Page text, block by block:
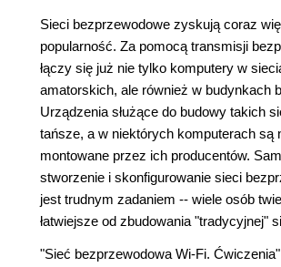
Sieci bezprzewodowe zyskują coraz
popularność. Za pomocą transmisji
łączy się już nie tylko komputery w
amatorskich, ale również w budynkach
Urządzenia służące do budowy takich
tańsze, a w niektórych komputerach są
montowane przez ich producentów.
stworzenie i skonfigurowanie sieci
jest trudnym zadaniem -- wiele osób
łatwiejsze od zbudowania "tradycyjnej"
"Sieć bezprzewodowa Wi-Fi.